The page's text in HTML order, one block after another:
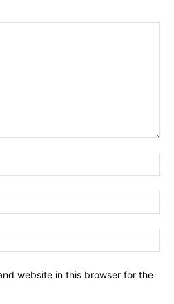
website in this browser for the